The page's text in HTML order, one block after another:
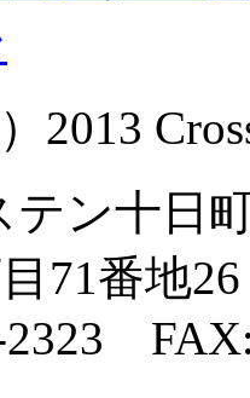
2013
テン十日
71番地26